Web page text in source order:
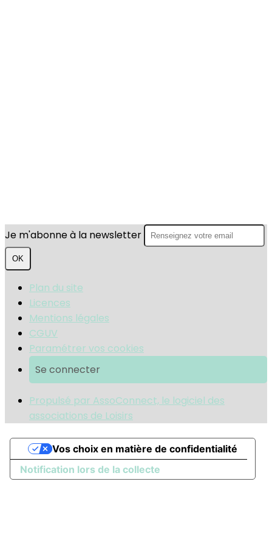
Je m'abonne à la newsletter
OK
Plan du site
Licences
Mentions légales
CGUV
Paramétrer vos cookies
Se connecter
Propulsé par AssoConnect, le logiciel des
associations de Loisirs
Notification lors de la collecte
Vos choix en matière de confidentialité